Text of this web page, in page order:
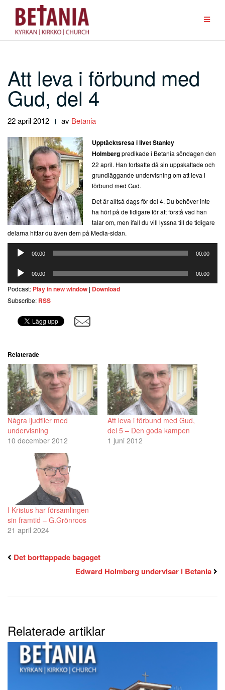
Hoppa
innehåll
Att leva i förbund med
Gud, del 4
22 april 2012 av Betania
Upptäcktsresa i livetStanley
Holmbergpredikade i Betania söndagen den
22 april. Han fortsatte då sin uppskattade och
grundläggande undervisning om att leva i
förbund med Gud.
Det är alltså dags för del 4. Du behöver inte
ha hört på de tidigare för att förstå vad han
talar om, men ifall du vill lyssna till de tidigare
delarna hittar du även dem på Media-sidan.
Ljudspelare
00:00 00:00
Ljudspelare
00:00 00:00
Podcast: Play in new window | Download
Subscribe: RSS
Relaterade
Några ljudfiler med
undervisning
10 december 2012
Att leva i förbund med Gud,
del 5 – Den goda kampen
1 juni 2012
I Kristus har församlingen
sin framtid – G.Grönroos
21 april 2024
Det borttappade bagaget
Edward Holmberg undervisar i Betania
Relaterade artiklar